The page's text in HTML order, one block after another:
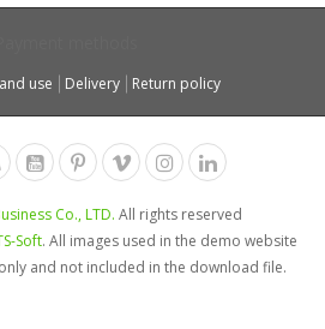
use Delivery Return policy
Co., LTD. All rights reserved
Soft. All images used in the demo website
and not included in the download file.